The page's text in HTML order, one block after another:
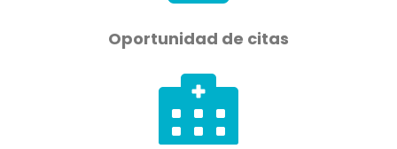
Oportunidad de citas